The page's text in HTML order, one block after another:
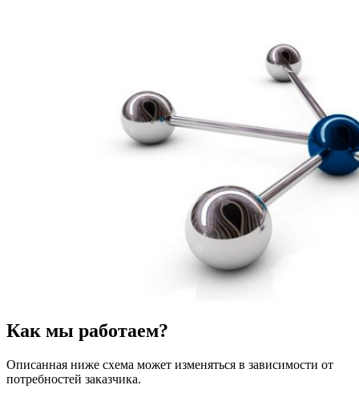
Как мы работаем?
Описанная ниже схема может изменяться в зависимости от
потребностей заказчика.